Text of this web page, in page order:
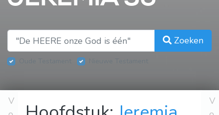
Zoeken
V
V